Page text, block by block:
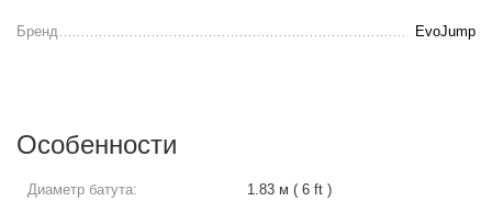
Бренд EvoJump
Особенности
Диаметр батута: 1.83 м ( 6 ft )